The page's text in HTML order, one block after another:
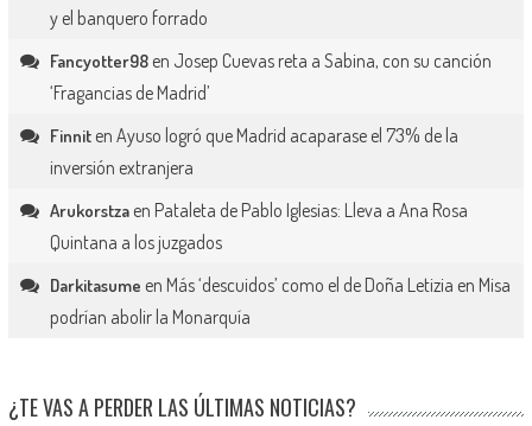
y el banquero forrado
Fancyotter98en Josep Cuevas reta a Sabina, con su canción
‘Fragancias de Madrid’
Finniten Ayuso logró que Madrid acaparase el 73% de la
inversión extranjera
Arukorstzaen Pataleta de Pablo Iglesias: Lleva a Ana Rosa
Quintana a los juzgados
Darkitasume en Más ‘descuidos’ como el de Doña Letizia en Misa
podrían abolir la Monarquía
¿TE VAS A PERDER LAS ÚLTIMAS NOTICIAS?